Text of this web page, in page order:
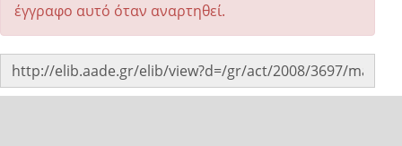
έγγραφο αυτό όταν αναρτηθεί.